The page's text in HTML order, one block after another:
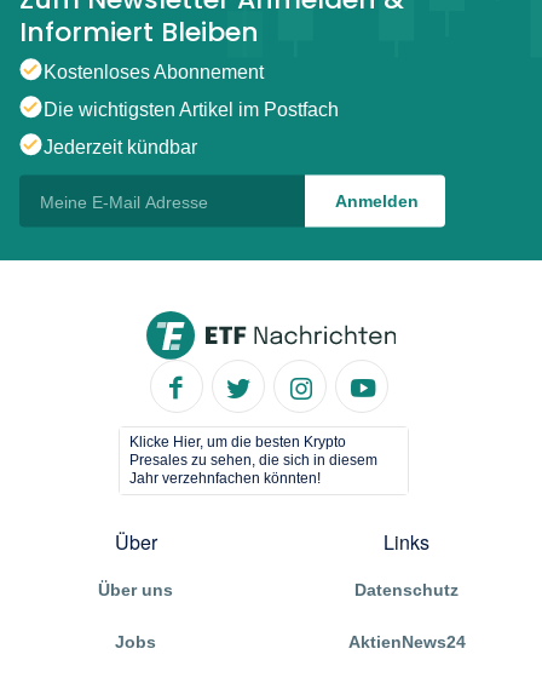
Informiert Bleiben
Kostenloses Abonnement
Die wichtigsten Artikel im Postfach
Jederzeit kündbar
Klicke Hier, um die besten Krypto
Presales zu sehen, die sich in diesem
Jahr verzehnfachen könnten!
Über
Über uns
Jobs
Links
Datenschutz
AktienNews24